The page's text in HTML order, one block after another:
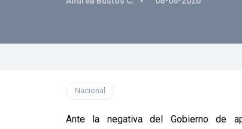
Nacional
Ante la negativa del Gobierno de